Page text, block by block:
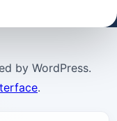
by WordPress.
.